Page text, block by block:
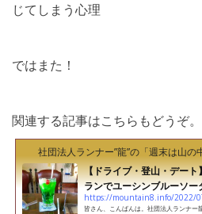
じてしまう心理
ではまた！
関連する記事はこちらもどうぞ。
社団法人ランナー”龍”の「週末は山の
【ドライブ・登山・デー
ランでユーシンブルーソー
https://mountain8.info/2022/
皆さん、こんばんは。社団法人ランナー